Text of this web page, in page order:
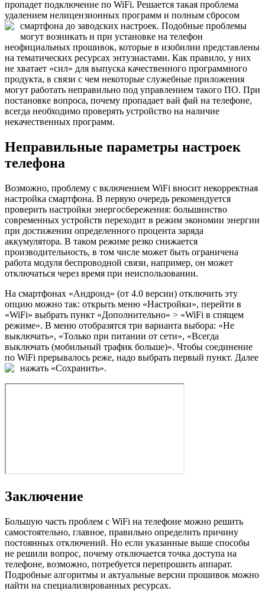
пропадет подключение по WiFi. Решается такая проблема
удалением нелицензионных программ и полным сбросом
смартфона до заводских настроек. Подобные проблемы
могут возникать и при установке на телефон
неофициальных прошивок, которые в изобилии представлены
на тематических ресурсах энтузиастами. Как правило, у них
не хватает «сил» для выпуска качественного программного
продукта, в связи с чем некоторые служебные приложения
могут работать неправильно под управлением такого ПО. При
постановке вопроса, почему пропадает вай фай на телефоне,
всегда необходимо проверять устройство на наличие
некачественных программ.
Неправильные параметры настроек
телефона
Возможно, проблему с включением WiFi вносит некорректная
настройка смартфона. В первую очередь рекомендуется
проверить настройки энергосбережения: большинство
современных устройств переходит в режим экономии энергии
при достижении определенного процента заряда
аккумулятора. В таком режиме резко снижается
производительность, в том числе может быть ограничена
работа модуля беспроводной связи, например, он может
отключаться через время при неиспользовании.
На смартфонах «Андроид» (от 4.0 версии) отключить эту
опцию можно так: открыть меню «Настройки», перейти в
«WiFi» выбрать пункт «Дополнительно» > «WiFi в спящем
режиме». В меню отобразятся три варианта выбора: «Не
выключать», «Только при питании от сети», «Всегда
выключать (мобильный трафик больше)». Чтобы соединение
по WiFi прерывалось реже, надо выбрать первый пункт. Далее
нажать «Сохранить».
Заключение
Большую часть проблем с WiFi на телефоне можно решить
самостоятельно, главное, правильно определить причину
постоянных отключений. Но если указанные выше способы
не решили вопрос, почему отключается точка доступа на
телефоне, возможно, потребуется перепрошить аппарат.
Подробные алгоритмы и актуальные версии прошивок можно
найти на специализированных ресурсах.